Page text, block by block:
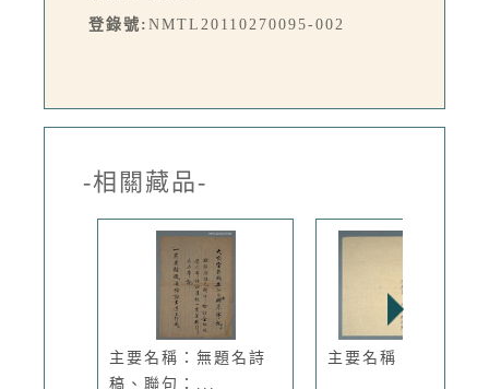
登錄號: NMTL20110270095-002
-相關藏品-
主要名稱：無題名詩
稿、聯句：...
主要名稱：告別哀章